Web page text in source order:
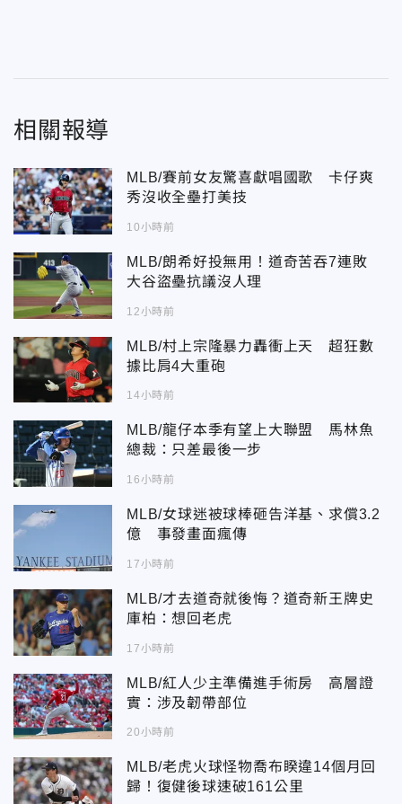
相關報導
MLB/賽前女友驚喜獻唱國歌 卡仔爽
秀沒收全壘打美技
10小時前
MLB/朗希好投無用！道奇苦吞7連敗
大谷盜壘抗議沒人理
12小時前
MLB/村上宗隆暴力轟衝上天 超狂數
據比肩4大重砲
14小時前
MLB/龍仔本季有望上大聯盟 馬林魚
總裁：只差最後一步
16小時前
MLB/女球迷被球棒砸告洋基、求償3.2
億 事發畫面瘋傳
17小時前
MLB/才去道奇就後悔？道奇新王牌史
庫柏：想回老虎
17小時前
MLB/紅人少主準備進手術房 高層證
實：涉及韌帶部位
20小時前
MLB/老虎火球怪物喬布睽違14個月回
歸！復健後球速破161公里